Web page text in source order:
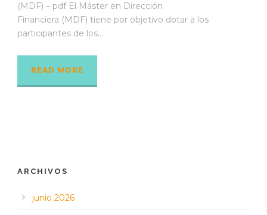
(MDF) – pdf El Máster en Dirección
Financiera (MDF) tiene por objetivo dotar a los
participantes de los...
READ MORE
ARCHIVOS
junio 2026